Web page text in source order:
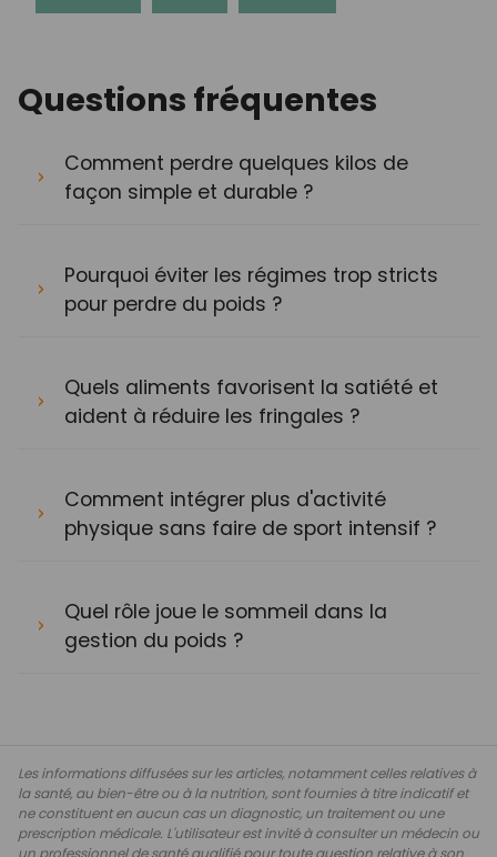
Questions fréquentes
Comment perdre quelques kilos de
façon simple et durable ?
Pourquoi éviter les régimes trop stricts
pour perdre du poids ?
Quels aliments favorisent la satiété et
aident à réduire les fringales ?
Comment intégrer plus d'activité
physique sans faire de sport intensif ?
Quel rôle joue le sommeil dans la
gestion du poids ?
Les informations diffusées sur les articles, notamment celles relatives à
la santé, au bien-être ou à la nutrition, sont fournies à titre indicatif et
ne constituent en aucun cas un diagnostic, un traitement ou une
prescription médicale. L'utilisateur est invité à consulter un médecin ou
un professionnel de santé qualifié pour toute question relative à son